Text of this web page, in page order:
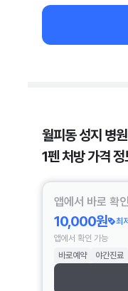
월피동 성지 병원
1펜 처방 가격 정
앱에서 바로 확
10,000원
최
앱에서 확인 가능
바로예약
야간진료